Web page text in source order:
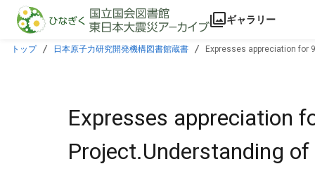
本文に飛ぶ
ギャラリー
トップ 日本原子力研究開発機構図書館蔵書 Expresses appreciation for
Expresses appreciation
Project.Understanding